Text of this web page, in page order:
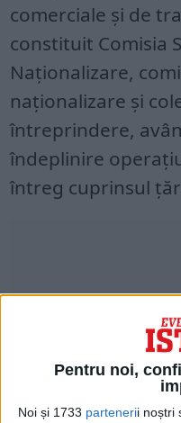
Pentru noi,
Noi și 1733 partenerii noștri
comerciale și de
constituit Comisia
Naţionalizare,
naţionalizare și
întreprindere,
îndeplinire
întreg cuprinsul